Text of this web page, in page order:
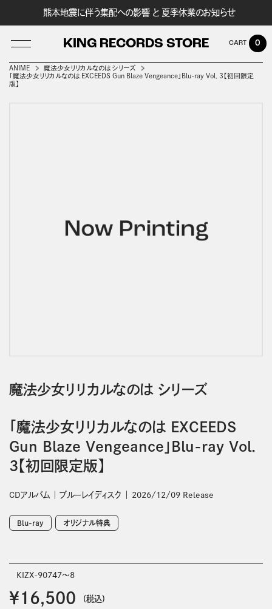
熊本地震に伴う集配への影響 と 夏季休業のお知らせ
KING RECORDS STORE 0
ANIME
魔法少女リリカルなのは シリーズ
「魔法少女リリカルなのは EXCEEDS Gun Blaze Vengeance」Blu-ray Vol．3【初回限定
版】
魔法少女リリカルなのは シリーズ
「魔法少女リリカルなのは EXCEEDS
Gun Blaze Vengeance」Blu-ray Vol．
3【初回限定版】
CDアルバム ブルーレイディスク 2026/12/09 Release
Blu-ray オリジナル特典
KIZX-90747～8
￥16,500 (税込)